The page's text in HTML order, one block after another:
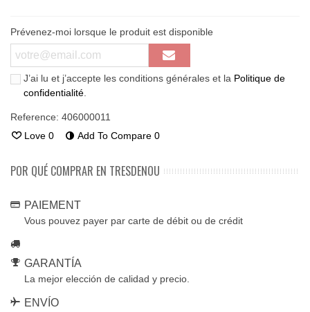
Prévenez-moi lorsque le produit est disponible
J’ai lu et j’accepte les conditions générales et la Politique de
confidentialité
Reference: 406000011
Love 0 Add To Compare 0
POR QUÉ COMPRAR EN TRESDENOU
PAIEMENT
Vous pouvez payer par carte de débit ou de crédit
GARANTÍA
La mejor elección de calidad y precio.
ENVÍO